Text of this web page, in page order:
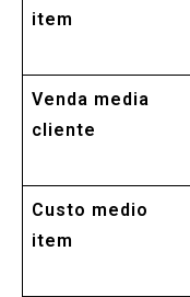
item
Venda media
cliente
Custo medio
item